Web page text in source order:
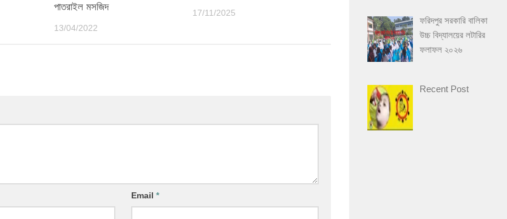
পাতরাইল মসজিদ
13/04/2022
17/11/2025
Email *
ফরিদপুর সরকারি বালিকা
উচ্চ বিদ্যালয়ের লটারির
ফলাফল ২০২৬
Recent Post